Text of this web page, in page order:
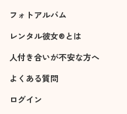
フォトアルバム
レンタル彼女®とは
人付き合いが不安な方へ
よくある質問
ログイン